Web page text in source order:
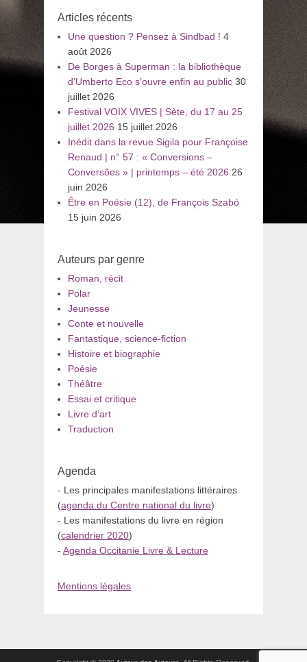
Articles récents
Une question ? Pensez à Sindbad ! 4
août 2026
De Borges à Superman : la bibliothèque
d’Umberto Eco s’ouvre enfin au public 30
juillet 2026
Festival VOIX VIVES | Sète, du 17 au 25
juillet 2026 15 juillet 2026
Inédit dans la revue Sigila pour Françoise
Renaud | n° 57 : « Conversions –
Conversões » | printemps – été 2026 26
juin 2026
Être en Poésie (12), de François Szabó
15 juin 2026
Auteurs par genre
Roman, récit
Polar
Jeunesse
Conte et nouvelle
Fantastique, science-fiction
Histoire et biographie
Poésie
Théâtre
Essai et critique
Livre d’art
Traduction
Agenda
- Les principales manifestations littéraires
(agenda du Centre national du livre)
- Les manifestations du livre en région
(calendrier 2020)
- Agenda Occitanie Livre & Lecture
Mentions légales